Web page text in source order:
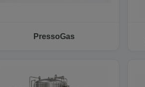
PressoGas